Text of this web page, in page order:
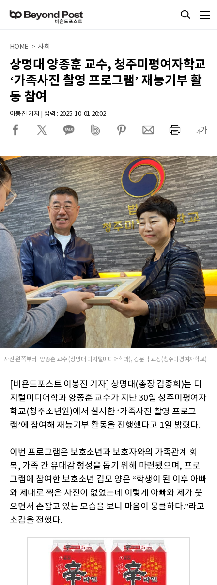
HOME > 사회
상명대 양종훈 교수, 청주미평여자학교
‘가족사진 촬영 프로그램’ 재능기부 활
동 참여
이봉진 기자 | 입력 : 2025-10-01 20:02
사진 왼쪽부터_양종훈 교수 (상명대 디지털미디어학과), 강문덕 교장(청주미평여자학교)
[비욘드포스트 이봉진 기자] 상명대(총장 김종희)는 디
지털미디어학과 양종훈 교수가 지난 30일 청주미평여자
학교(청주소년원)에서 실시한 ‘가족사진 촬영 프로그
램’에 참여해 재능기부 활동을 진행했다고 1일 밝혔다.
이번 프로그램은 보호소년과 보호자와의 가족관계 회
복, 가족 간 유대감 형성을 돕기 위해 마련됐으며, 프로
그램에 참여한 보호소년 김모 양은 “학생이 된 이후 아빠
와 제대로 찍은 사진이 없었는데 이렇게 아빠와 제가 웃
으면서 손잡고 있는 모습을 보니 마음이 뭉클하다.”라고
소감을 전했다.